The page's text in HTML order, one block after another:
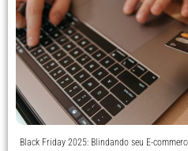
Black Friday 2025: Blindando seu E-